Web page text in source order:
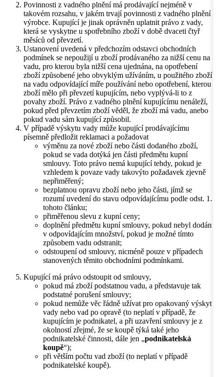
Povinnosti z vadného plnění má prodávající nejméně v
takovém rozsahu, v jakém trvají povinnosti z vadného plnění
výrobce. Kupující je jinak oprávněn uplatnit právo z vady,
která se vyskytne u spotřebního zboží v době dvaceti čtyř
měsíců od převzetí.
Ustanovení uvedená v předchozím odstavci obchodních
podmínek se nepoužijí u zboží prodávaného za nižší cenu na
vadu, pro kterou byla nižší cena ujednána, na opotřebení
zboží způsobené jeho obvyklým užíváním, u použitého zboží
na vadu odpovídající míře používání nebo opotřebení, kterou
zboží mělo při převzetí kupujícím, nebo vyplývá-li to z
povahy zboží. Právo z vadného plnění kupujícímu nenáleží,
pokud před převzetím zboží věděl, že zboží má vadu, anebo
pokud vadu sám kupující způsobil.
V případě výskytu vady může kupující prodávajícímu
písemně předložit reklamaci a požadovat
výměnu za nové zboží nebo části dodaného zboží,
pokud se vada dotýká jen části předmětu kupní
smlouvy. Toto právo nemá kupující tehdy, pokud je
vzhledem k povaze vady takovýto požadavek zjevně
nepřiměřený;
bezplatnou opravu zboží nebo jeho části, jímž se
rozumí uvedení do stavu odpovídajícímu podle odst. 1.
tohoto článku;
přiměřenou slevu z kupní ceny;
doplnění předmětu kupní smlouvy, pokud nebyl dodán
v odpovídajícím množství, pokud je možné tímto
způsobem vadu odstranit;
odstoupení od smlouvy, nicméně pouze v případech
stanovených těmito obchodními podmínkami.
Kupující má právo odstoupit od smlouvy,
pokud má zboží podstatnou vadu, a představuje tak
podstatné porušení smlouvy;
pokud nemůže věc řádně užívat pro opakovaný výskyt
vady nebo vad po opravě (to neplatí v případě, že
kupujícím je podnikatel, a při uzavření smlouvy je z
okolností zřejmé, že se koupě týká také jeho
podnikatelské činnosti, dále jen „podnikatelská
koupě“);
při větším počtu vad zboží (to neplatí v případě
podnikatelské koupě).